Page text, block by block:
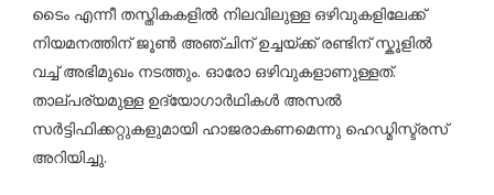
ടൈം എന്നീ തസ്തികകളിൽ നിലവിലുള്ള ഒഴിവുകളിലേക്ക്
നിയമനത്തിന് ജൂൺ അഞ്ചിന് ഉച്ചയ്ക്ക് രണ്ടിന് സ്കൂളിൽ
വച്ച് അഭിമുഖം നടത്തും. ഓരോ ഒഴിവുകളാണുള്ളത്.
താല്പര്യമുള്ള ഉദ്യോഗാർഥികൾ അസൽ
സർട്ടിഫിക്കറ്റുകളുമായി ഹാജരാകണമെന്നു ഹെഡ്മിസ്ട്രസ്
അറിയിച്ചു.